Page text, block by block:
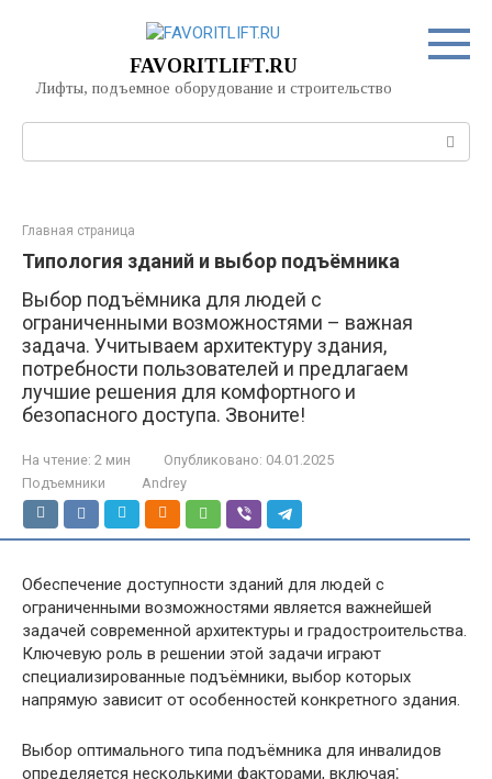
FAVORITLIFT.RU
Лифты, подъемное оборудование и строительство
Главная страница
Типология зданий и выбор подъёмника
Выбор подъёмника для людей с
ограниченными возможностями – важная
задача. Учитываем архитектуру здания,
потребности пользователей и предлагаем
лучшие решения для комфортного и
безопасного доступа. Звоните!
На чтение: 2 мин Опубликовано: 04.01.2025
Подъемники
Andrey
Обеспечение доступности зданий для людей с
ограниченными возможностями является важнейшей
задачей современной архитектуры и градостроительства.
Ключевую роль в решении этой задачи играют
специализированные подъёмники, выбор которых
напрямую зависит от особенностей конкретного здания.
Выбор оптимального типа подъёмника для инвалидов
определяется несколькими факторами, включая⁚